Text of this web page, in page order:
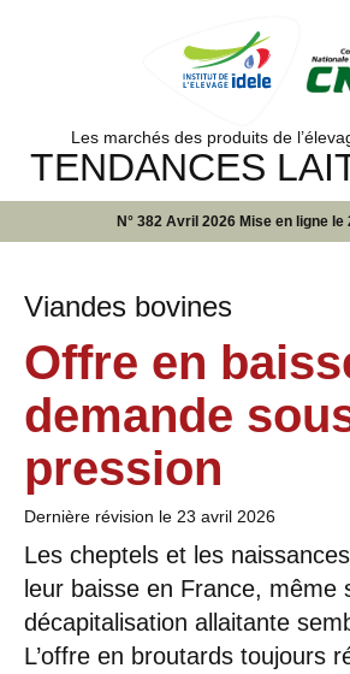
Les marchés des produits de
TENDANCES
N° 382 Avril 2026 Mise en ligne le
Viandes bovines
Offre en
demande
pression
Dernière révision le 23 avril 2026
Les cheptels et les
leur baisse en France, même
décapitalisation allaitante
L’offre en broutards toujours